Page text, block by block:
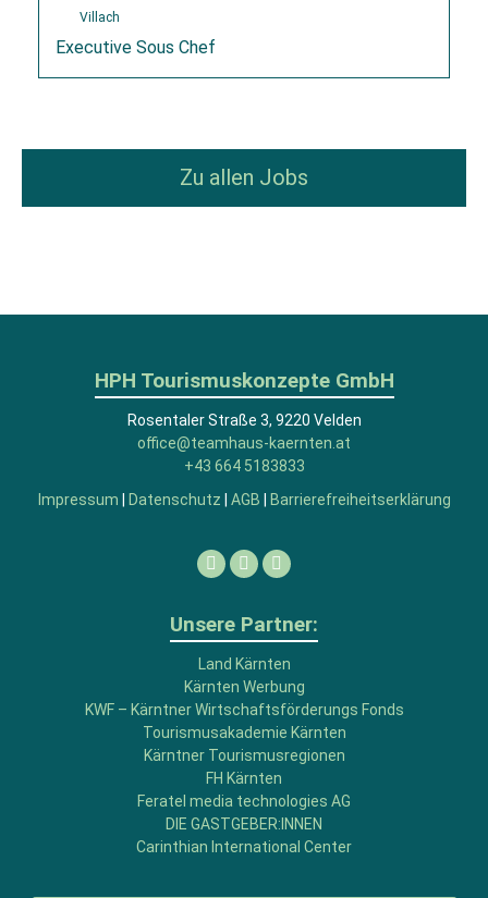
Villach
Executive Sous Chef
Zu allen Jobs
HPH Tourismuskonzepte GmbH
Rosentaler Straße 3, 9220 Velden
office@teamhaus-kaernten.at
+43 664 5183833
Impressum
Datenschutz AGB Barrierefreiheitserklärung
Facebook
LinkedinInstagram
Unsere Partner:
Land Kärnten
Kärnten Werbung
KWF – Kärntner Wirtschaftsförderungs Fonds
Tourismusakademie Kärnten
Kärntner Tourismusregionen
FH Kärnten
Feratel media technologies AG
DIE GASTGEBER:INNEN
Carinthian International Center